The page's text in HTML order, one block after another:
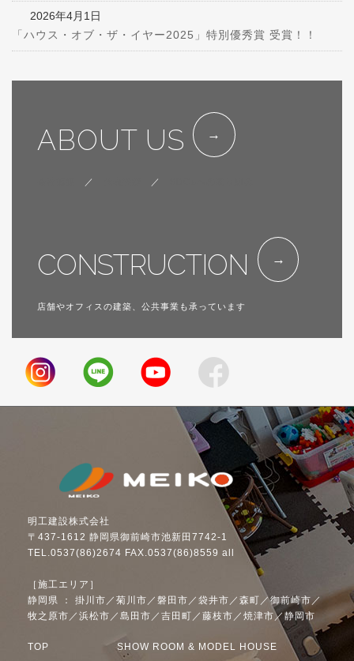
2026年4月1日
「ハウス・オブ・ザ・イヤー2025」特別優秀賞 受賞！！
ABOUT US
／ ／
CONSTRUCTION
店舗やオフィスの建築、公共事業も承っています
明工建設株式会社
〒437-1612 静岡県御前崎市池新田7742-1
TEL.0537(86)2674 FAX.0537(86)8559 all
［施工エリア］
静岡県 ： 掛川市／菊川市／磐田市／袋井市／森町／御前崎市／
牧之原市／浜松市／島田市／吉田町／藤枝市／焼津市／静岡市
TOP SHOW ROOM & MODEL HOUSE